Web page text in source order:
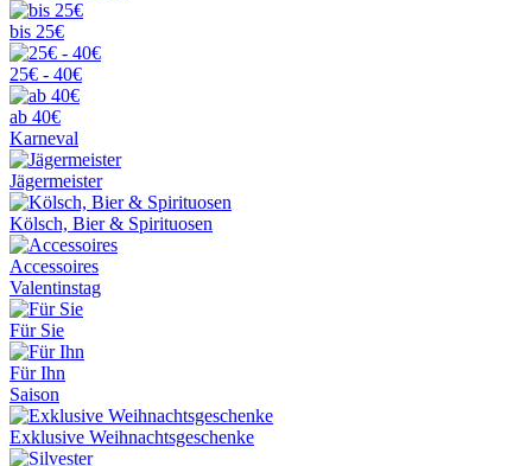
bis 25€
25€ - 40€
ab 40€
Karneval
Jägermeister
Kölsch, Bier & Spirituosen
Accessoires
Valentinstag
Für Sie
Für Ihn
Saison
Exklusive Weihnachtsgeschenke